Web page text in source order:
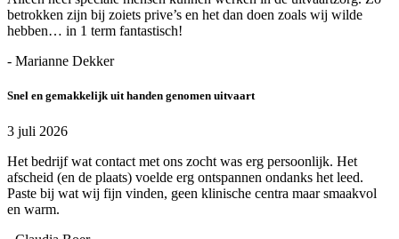
betrokken zijn bij zoiets prive’s en het dan doen zoals wij wilde
hebben… in 1 term fantastisch!
- Marianne Dekker
Snel en gemakkelijk uit handen genomen uitvaart
3 juli 2026
Het bedrijf wat contact met ons zocht was erg persoonlijk. Het
afscheid (en de plaats) voelde erg ontspannen ondanks het leed.
Paste bij wat wij fijn vinden, geen klinische centra maar smaakvol
en warm.